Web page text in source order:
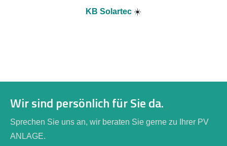
KB Solartec ☀️
Wir sind persönlich für Sie da.
Sprechen Sie uns an, wir beraten Sie gerne zu Ihrer PV
ANLAGE.